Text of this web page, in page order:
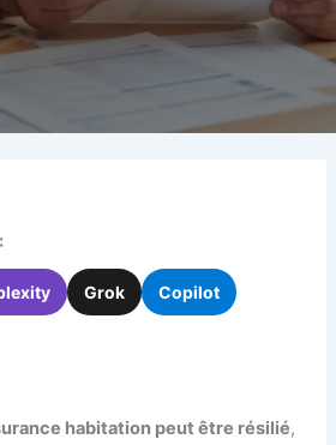
Grok Copilot
habitation peut être résilié,